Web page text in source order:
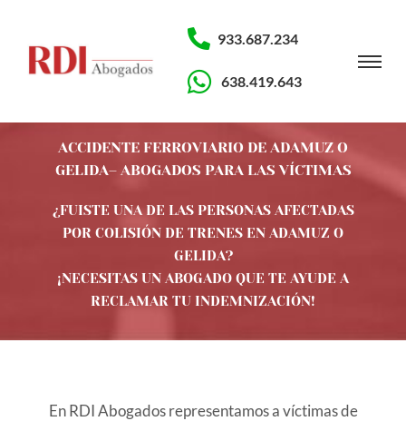
933.687.234
638.419.643
ACCIDENTE FERROVIARIO DE ADAMUZ O
GELIDA– ABOGADOS PARA LAS VÍCTIMAS
¿FUISTE UNA DE LAS PERSONAS AFECTADAS
POR COLISIÓN DE TRENES EN ADAMUZ O
GELIDA?
¡NECESITAS UN ABOGADO QUE TE AYUDE A
RECLAMAR TU INDEMNIZACIÓN!
En RDI Abogados representamos a víctimas de